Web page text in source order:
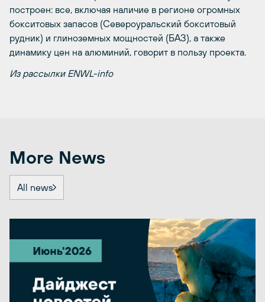
построен: все, включая наличие в регионе огромных
бокситовых запасов (Североуральский бокситовый
рудник) и глиноземных мощностей (БАЗ), а также
динамику цен на алюминий, говорит в пользу проекта.
Из рассылки ENWL-info
More News
All news